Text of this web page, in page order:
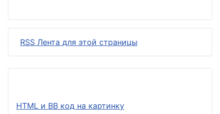
RSS Лента для этой страницы
HTML и BB код на картинку